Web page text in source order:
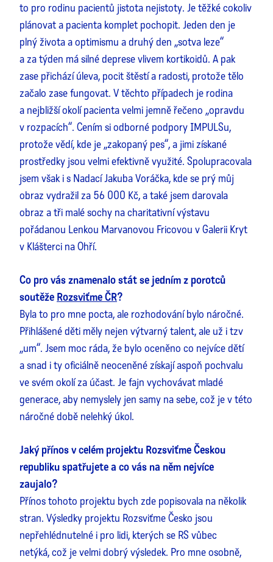
to pro rodinu pacientů jistota nejistoty. Je těžké cokoliv
plánovat a pacienta komplet pochopit. Jeden den je
plný života a optimismu a druhý den „sotva leze“
a za týden má silné deprese vlivem kortikoidů. A pak
zase přichází úleva, pocit štěstí a radosti, protože tělo
začalo zase fungovat. V těchto případech je rodina
a nejbližší okolí pacienta velmi jemně řečeno „opravdu
v rozpacích“. Cením si odborné podpory IMPULSu,
protože vědí, kde je „zakopaný pes“, a jimi získané
prostředky jsou velmi efektivně využité. Spolupracovala
jsem však i s Nadací Jakuba Voráčka, kde se prý můj
obraz vydražil za 56 000 Kč, a také jsem darovala
obraz a tři malé sochy na charitativní výstavu
pořádanou Lenkou Marvanovou Fricovou v Galerii Kryt
v Klášterci na Ohří.
Co pro vás znamenalo stát se jedním z porotců
soutěže Rozsviťme ČR?
Byla to pro mne pocta, ale rozhodování bylo náročné.
Přihlášené děti měly nejen výtvarný talent, ale už i tzv
„um“. Jsem moc ráda, že bylo oceněno co nejvíce dětí
a snad i ty oficiálně neoceněné získají aspoň pochvalu
ve svém okolí za účast. Je fajn vychovávat mladé
generace, aby nemyslely jen samy na sebe, což je v této
náročné době nelehký úkol.
Jaký přínos v celém projektu Rozsviťme Českou
republiku spatřujete a co vás na něm nejvíce
zaujalo?
Přínos tohoto projektu bych zde popisovala na několik
stran. Výsledky projektu Rozsviťme Česko jsou
nepřehlédnutelné i pro lidi, kterých se RS vůbec
netýká, což je velmi dobrý výsledek. Pro mne osobně,